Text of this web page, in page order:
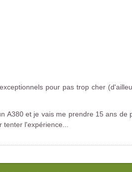
pour pas trop cher
A380 et je vais me prendre 15 ans de
l'expérience...